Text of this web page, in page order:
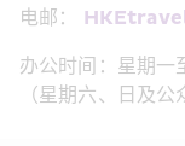
电邮：
办公时间：星期
（星期六、日及公